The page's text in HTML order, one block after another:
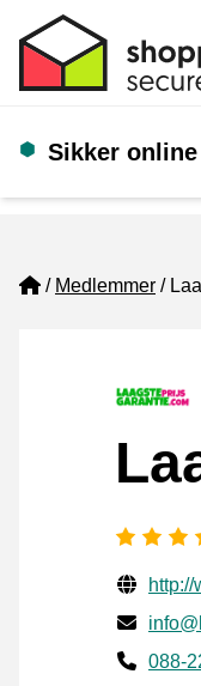
Sikker
Home
Medlemmer
E-mail
088-